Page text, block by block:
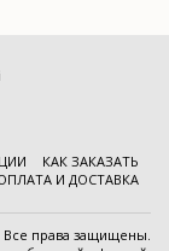
КАК ЗАКАЗАТЬ
И ДОСТАВКА
Все права защищены.